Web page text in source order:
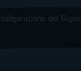
del